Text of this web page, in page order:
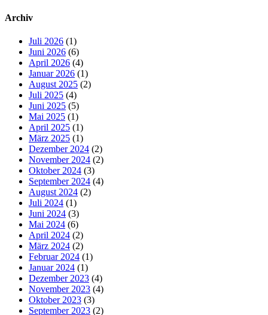
Archiv
Juli 2026 (1)
Juni 2026 (6)
April 2026 (4)
Januar 2026 (1)
August 2025 (2)
Juli 2025 (4)
Juni 2025 (5)
Mai 2025 (1)
April 2025 (1)
März 2025 (1)
Dezember 2024 (2)
November 2024 (2)
Oktober 2024 (3)
September 2024 (4)
August 2024 (2)
Juli 2024 (1)
Juni 2024 (3)
Mai 2024 (6)
April 2024 (2)
März 2024 (2)
Februar 2024 (1)
Januar 2024 (1)
Dezember 2023 (4)
November 2023 (4)
Oktober 2023 (3)
September 2023 (2)